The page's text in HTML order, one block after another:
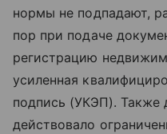
нормы не подпадают,
пор при подаче
регистрацию
усиленная
подпись (УКЭП). Также
действовало